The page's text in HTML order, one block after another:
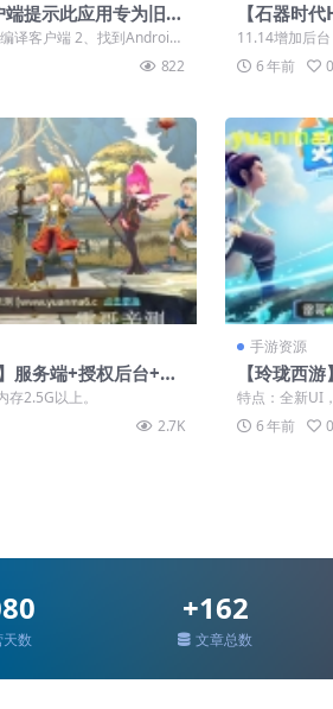
提示此应用专为旧版
译客户端 2、找到Android
822
【石器时
+授权后台
11.14增加后
6 年前
0
服务端+授权后台+视
2.5G以上。
2.7K
手游资源
【玲珑西
+视频教程
特点：全新UI
常炫酷。新门
6 年前 0
数
+162
文章总数